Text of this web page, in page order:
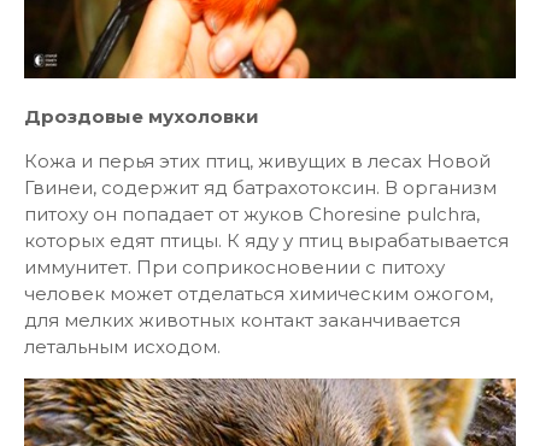
Дроздовые мухоловки
Кожа и перья этих птиц, живущих в лесах Новой
Гвинеи, содержит яд батрахотоксин. В организм
питоху он попадает от жуков Choresine pulchra,
которых едят птицы. К яду у птиц вырабатывается
иммунитет. При соприкосновении с питоху
человек может отделаться химическим ожогом,
для мелких животных контакт заканчивается
летальным исходом.